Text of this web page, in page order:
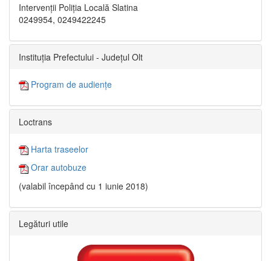
Intervenții Poliția Locală Slatina
0249954, 0249422245
Instituția Prefectului - Județul Olt
Program de audiențe
Loctrans
Harta traseelor
Orar autobuze
(valabil începând cu 1 iunie 2018)
Legături utile